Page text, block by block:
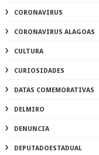
CORONAVIRUS
CORONAVIRUS ALAGOAS
CULTURA
CURIOSIDADES
DATAS COMEMORATIVAS
DELMIRO
DENUNCIA
DEPUTADOESTADUAL